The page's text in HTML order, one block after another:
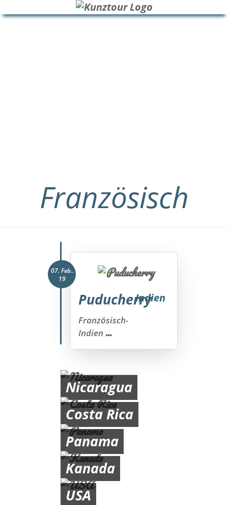
Französisch
07. Feb..
19
Puducherry
Indien
Französisch-
Indien...
Nicaragua
Costa Rica
Panama
Kanada
USA